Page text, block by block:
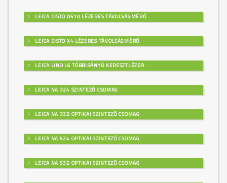
LEICA DISTO D510 LÉZERES TÁVOLSÁGMÉRŐ
LEICA DISTO X4 LÉZERES TÁVOLSÁGMÉRŐ
LEICA LINO L6 TÖBBIRÁNYÚ KERESZTLÉZER
LEICA NA 324 SZINTEZŐ CSOMAG
LEICA NA 332 OPTIKAI SZINTEZŐ CSOMAG
LEICA NA 524 OPTIKAI SZINTEZŐ CSOMAG
LEICA NA 532 OPTIKAI SZINTEZŐ CSOMAG